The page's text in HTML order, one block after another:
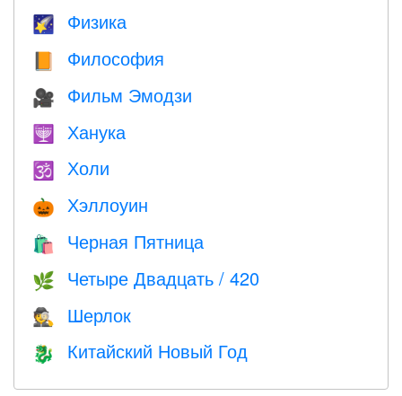
🌠 Физика
📙 Философия
🎥 Фильм Эмодзи
🕎 Ханука
🕉 Холи
🎃 Хэллоуин
🛍 Черная Пятница
🌿 Четыре Двадцать / 420
🕵️ Шерлок
🐉 Китайский Новый Год